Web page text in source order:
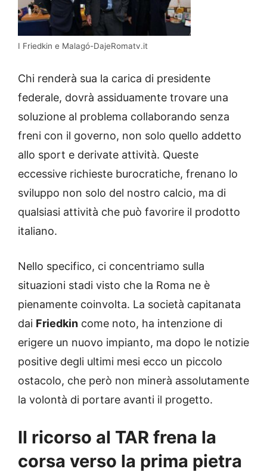
I Friedkin e Malagó-DajeRomatv.it
Chi renderà sua la carica di presidente
federale, dovrà assiduamente trovare una
soluzione al problema collaborando senza
freni con il governo, non solo quello addetto
allo sport e derivate attività. Queste
eccessive richieste burocratiche, frenano lo
sviluppo non solo del nostro calcio, ma di
qualsiasi attività che può favorire il prodotto
italiano.
Nello specifico, ci concentriamo sulla
situazioni stadi visto che la Roma ne è
pienamente coinvolta. La società capitanata
dai Friedkin come noto, ha intenzione di
erigere un nuovo impianto, ma dopo le notizie
positive degli ultimi mesi ecco un piccolo
ostacolo, che però non minerà assolutamente
la volontà di portare avanti il progetto.
Il ricorso al TAR frena la
corsa verso la prima pietra